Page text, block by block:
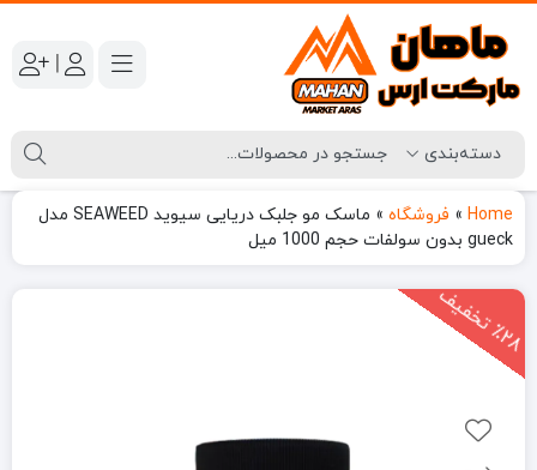
|
Home
» فروشگاه »
ماسک مو جلبک دریایی سیوید SEAWEED مدل
gueck بدون سولفات حجم 1000 میل
٪2
8
ت
خ
ف
یف